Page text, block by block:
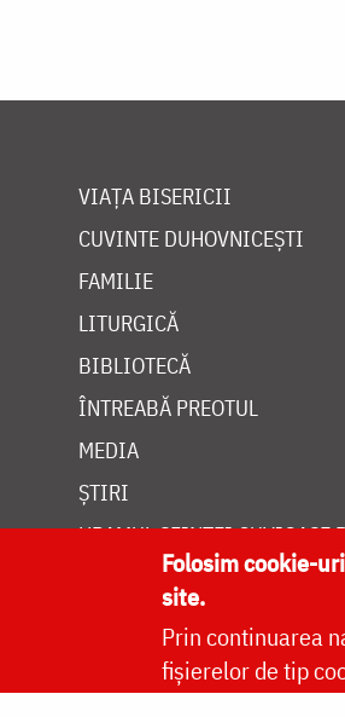
VIAȚA BISERICII
CUVINTE DUHOVNICEȘTI
FAMILIE
LITURGICĂ
BIBLIOTECĂ
ÎNTREABĂ PREOTUL
MEDIA
ȘTIRI
HRAMUL SFINTEI CUVIOASE
Folosim cookie-
site.
Prin continuarea
fișierelor de tip